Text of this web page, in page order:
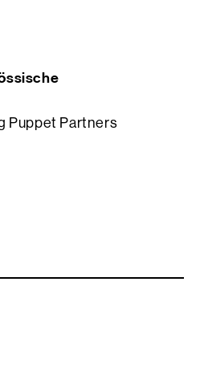
Puppet Partners